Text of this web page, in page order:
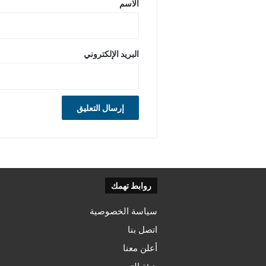
الاسم
البريد الإلكتروني
روابط تهمك
سياسة الخصوصية
اتصل بنا
أعلن معنا